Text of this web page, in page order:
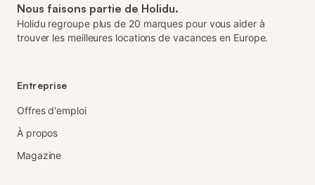
Nous faisons partie de Holidu.
Holidu regroupe plus de 20 marques pour vous aider à
trouver les meilleures locations de vacances en Europe.
Entreprise
Offres d'emploi
À propos
Magazine